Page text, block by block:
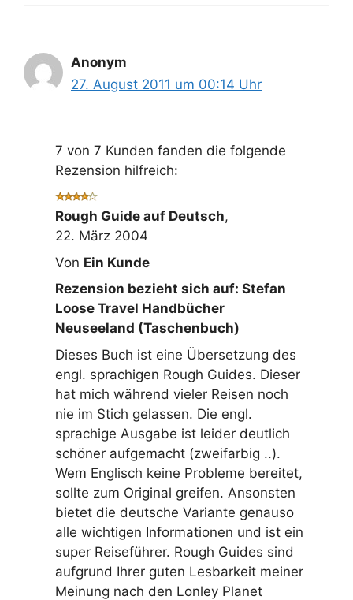
Anonym
27. August 2011 um 00:14 Uhr
7 von 7 Kunden fanden die folgende
Rezension hilfreich:
Rough Guide auf Deutsch,
22. März 2004
Von Ein Kunde
Rezension bezieht sich auf: Stefan
Loose Travel Handbücher
Neuseeland (Taschenbuch)
Dieses Buch ist eine Übersetzung des
engl. sprachigen Rough Guides. Dieser
hat mich während vieler Reisen noch
nie im Stich gelassen. Die engl.
sprachige Ausgabe ist leider deutlich
schöner aufgemacht (zweifarbig ..).
Wem Englisch keine Probleme bereitet,
sollte zum Original greifen. Ansonsten
bietet die deutsche Variante genauso
alle wichtigen Informationen und ist ein
super Reiseführer. Rough Guides sind
aufgrund Ihrer guten Lesbarkeit meiner
Meinung nach den Lonley Planet